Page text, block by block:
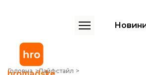
Головна Лайфстайл
Розумне, дороге та порожнє: як у